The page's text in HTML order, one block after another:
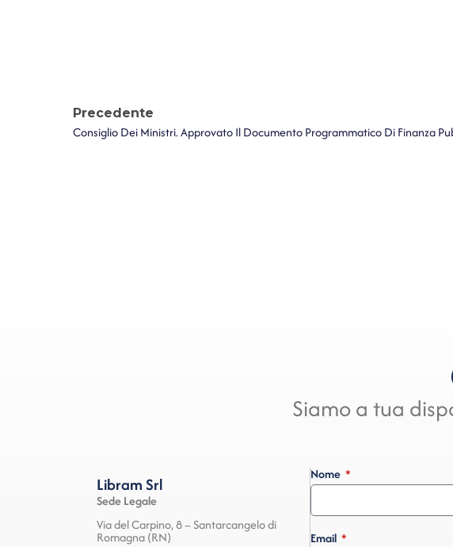
Precedente
Siamo a tua
Libram Srl
Sede Legale
Via del Carpino, 8 – Santarcangelo di
Romagna (RN)
Nome
Email